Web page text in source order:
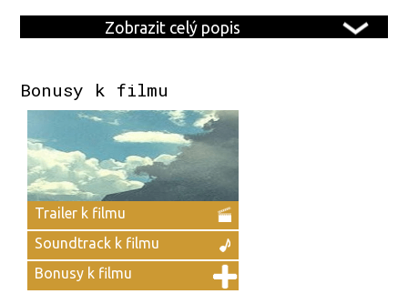
Zobrazit celý popis
Bonusy k filmu
Trailer k filmu
Soundtrack k filmu
Bonusy k filmu